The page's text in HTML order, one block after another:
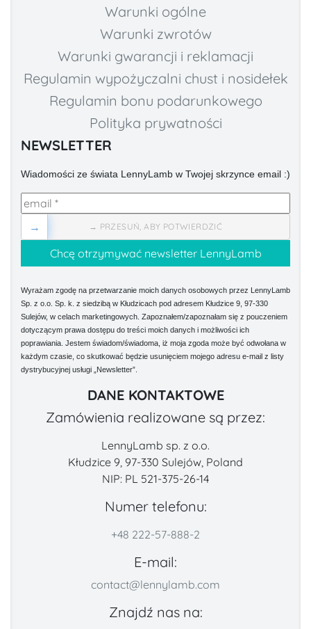
Warunki ogólne
Warunki zwrotów
Warunki gwarancji i reklamacji
Regulamin wypożyczalni chust i nosidełek
Regulamin bonu podarunkowego
Polityka prywatności
NEWSLETTER
Wiadomości ze świata LennyLamb w Twojej skrzynce email :)
→ PRZESUŃ, ABY POTWIERDZIĆ
→
Wyrażam zgodę na przetwarzanie moich danych osobowych przez LennyLamb
Sp. z o.o. Sp. k. z siedzibą w Kłudzicach pod adresem Kłudzice 9, 97-330
Sulejów, w celach marketingowych. Zapoznałem/zapoznałam się z pouczeniem
dotyczącym prawa dostępu do treści moich danych i możliwości ich
poprawiania. Jestem świadom/świadoma, iż moja zgoda może być odwołana w
każdym czasie, co skutkować będzie usunięciem mojego adresu e-mail z listy
dystrybucyjnej usługi „Newsletter”.
DANE KONTAKTOWE
Zamówienia realizowane są przez:
LennyLamb sp. z o.o.
Kłudzice 9, 97-330 Sulejów, Poland
NIP: PL 521-375-26-14
Numer telefonu:
+48 222-57-888-2
E-mail:
contact@lennylamb.com
Znajdź nas na: